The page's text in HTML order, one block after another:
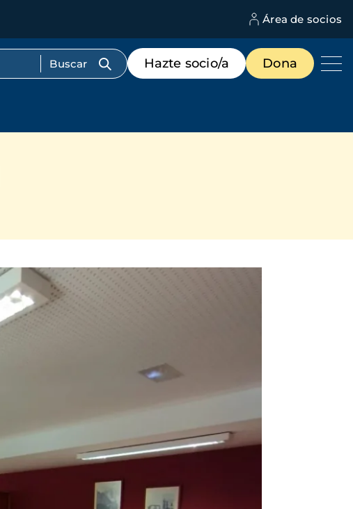
Área de socios
Menú
de
destacados
Hazte socio/a Dona